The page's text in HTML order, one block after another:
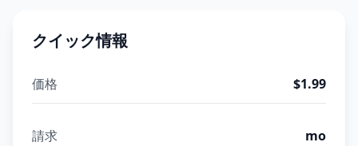
クイック情報
価格 $1.99
請求 mo